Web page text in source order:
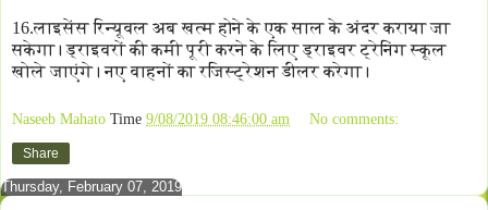
16.लाइसेंस रिन्यूवल अब खत्म होने के एक साल के अंदर कराया जा
सकेगा। ड्राइवरों की कमी पूरी करने के लिए ड्राइवर ट्रेनिंग स्कूल
खोले जाएंगे। नए वाहनों का रजिस्ट्रेशन डीलर करेगा।
Naseeb Mahato Time 9/08/2019 08:46:00 am No comments:
Share
Thursday, February 07, 2019